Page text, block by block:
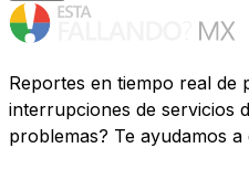
Reportes en tiempo real de
interrupciones de servicios
problemas? Te ayudamos